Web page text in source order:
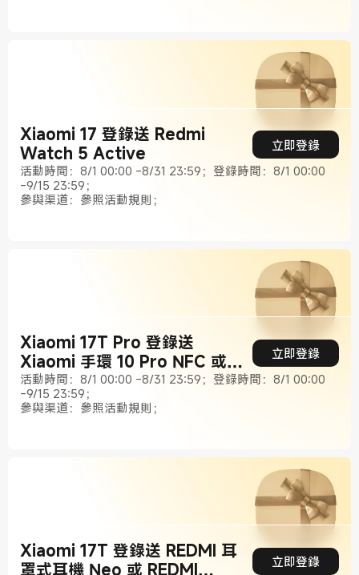
Xiaomi 17 登錄送 Redmi
Watch 5 Active
立即登錄
活動時間：8/1 00:00 -8/31 23:59；登錄時間：8/1 00:00
-9/15 23:59；
參與渠道：參照活動規則；
Xiaomi 17T Pro 登錄送
Xiaomi 手環 10 Pro NFC 或
Xiaomi 便攜相片印表機 1S
立即登錄
活動時間：8/1 00:00 -8/31 23:59；登錄時間：8/1 00:00
-9/15 23:59；
參與渠道：參照活動規則；
Xiaomi 17T 登錄送 REDMI 耳
罩式耳機 Neo 或 REDMI
立即登錄